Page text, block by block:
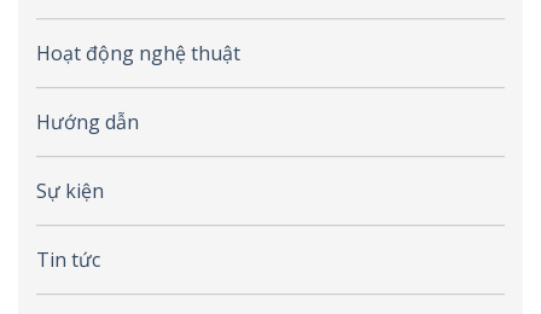
Hoạt động nghệ thuật
Hướng dẫn
Sự kiện
Tin tức